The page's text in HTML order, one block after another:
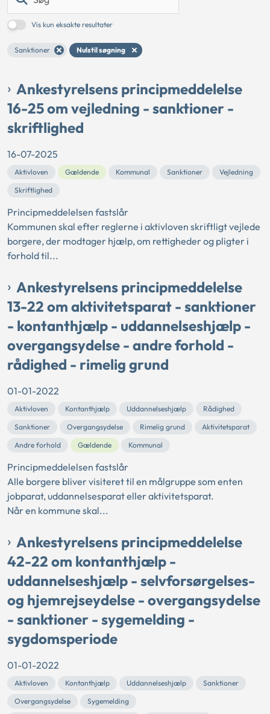
Vis kun eksakte resultater
Sanktioner Nulstil søgning
Ankestyrelsens principmeddelelse
16-25 om vejledning - sanktioner -
skriftlighed
16-07-2025
Aktivloven Gældende Kommunal Sanktioner
Vejledning
Skriftlighed
Principmeddelelsen fastslår
Kommunen skal efter reglerne i aktivloven skriftligt vejlede
borgere, der modtager hjælp, om rettigheder og pligter i
forhold til...
Ankestyrelsens principmeddelelse
13-22 om aktivitetsparat - sanktioner
- kontanthjælp - uddannelseshjælp -
overgangsydelse - andre forhold -
rådighed - rimelig grund
01-01-2022
Aktivloven Kontanthjælp Uddannelseshjælp
Rådighed
Sanktioner
Overgangsydelse Rimelig grund
Aktivitetsparat
Andre forhold
Gældende Kommunal
Principmeddelelsen fastslår
Alle borgere bliver visiteret til en målgruppe som enten
jobparat, uddannelsesparat eller aktivitetsparat.
Når en kommune skal...
Ankestyrelsens principmeddelelse
42-22 om kontanthjælp -
uddannelseshjælp - selvforsørgelses-
og hjemrejseydelse - overgangsydelse
- sanktioner - sygemelding -
sygdomsperiode
01-01-2022
Aktivloven Kontanthjælp Uddannelseshjælp
Sanktioner
Overgangsydelse
Sygemelding